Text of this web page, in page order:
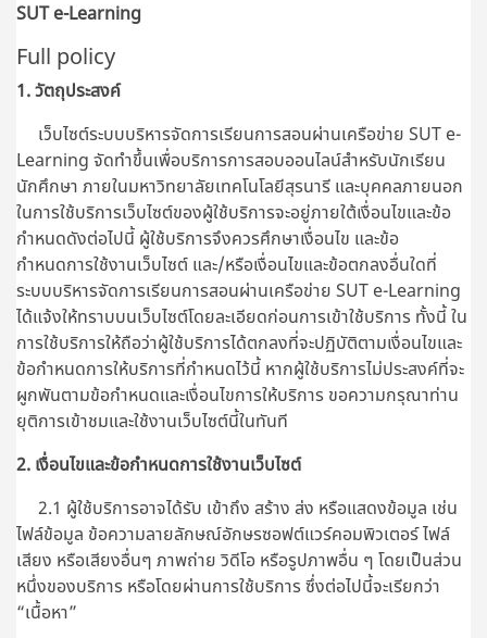
SUT e-Learning
Full policy
1. วัตถุประสงค์
เว็บไซต์ระบบบริหารจัดการเรียนการสอนผ่านเครือข่าย SUT e-
Learning จัดทำขึ้นเพื่อบริการการสอบออนไลน์สำหรับนักเรียน
นักศึกษา ภายในมหาวิทยาลัยเทคโนโลยีสุรนารี และบุคคลภายนอก
ในการใช้บริการเว็บไซต์ของผู้ใช้บริการจะอยู่ภายใต้เงื่อนไขและข้อ
กำหนดดังต่อไปนี้ ผู้ใช้บริการจึงควรศึกษาเงื่อนไข และข้อ
กำหนดการใช้งานเว็บไซต์ และ/หรือเงื่อนไขและข้อตกลงอื่นใดที่
ระบบบริหารจัดการเรียนการสอนผ่านเครือข่าย SUT e-Learning
ได้แจ้งให้ทราบบนเว็บไซต์โดยละเอียดก่อนการเข้าใช้บริการ ทั้งนี้ ใน
การใช้บริการให้ถือว่าผู้ใช้บริการได้ตกลงที่จะปฏิบัติตามเงื่อนไขและ
ข้อกำหนดการให้บริการที่กำหนดไว้นี้ หากผู้ใช้บริการไม่ประสงค์ที่จะ
ผูกพันตามข้อกำหนดและเงื่อนไขการให้บริการ ขอความกรุณาท่าน
ยุติการเข้าชมและใช้งานเว็บไซต์นี้ในทันที
2. เงื่อนไขและข้อกำหนดการใช้งานเว็บไซต์
2.1 ผู้ใช้บริการอาจได้รับ เข้าถึง สร้าง ส่ง หรือแสดงข้อมูล เช่น
ไฟล์ข้อมูล ข้อความลายลักษณ์อักษรซอฟต์แวร์คอมพิวเตอร์ ไฟล์
เสียง หรือเสียงอื่นๆ ภาพถ่าย วิดีโอ หรือรูปภาพอื่น ๆ โดยเป็นส่วน
หนึ่งของบริการ หรือโดยผ่านการใช้บริการ ซึ่งต่อไปนี้จะเรียกว่า
“เนื้อหา”